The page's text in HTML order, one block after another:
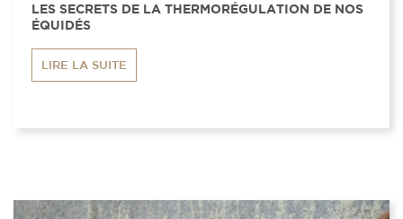
LES SECRETS DE LA THERMORÉGULATION DE NOS
ÉQUIDÉS
LIRE LA SUITE